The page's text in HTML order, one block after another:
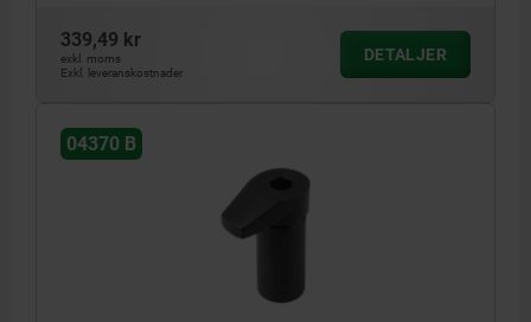
339,49 kr
exkl. moms
Exkl. leveranskostnader
DETALJER
04370 B